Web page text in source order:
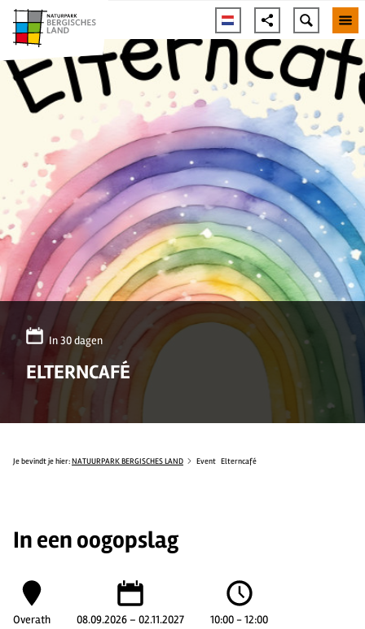
In 30 dagen
ELTERNCAFÉ
Je bevindt je hier: NATUURPARK BERGISCHES LAND Event Elterncafé
In een oogopslag
Overath
08.09.2026 – 02.11.2027
10:00 - 12:00